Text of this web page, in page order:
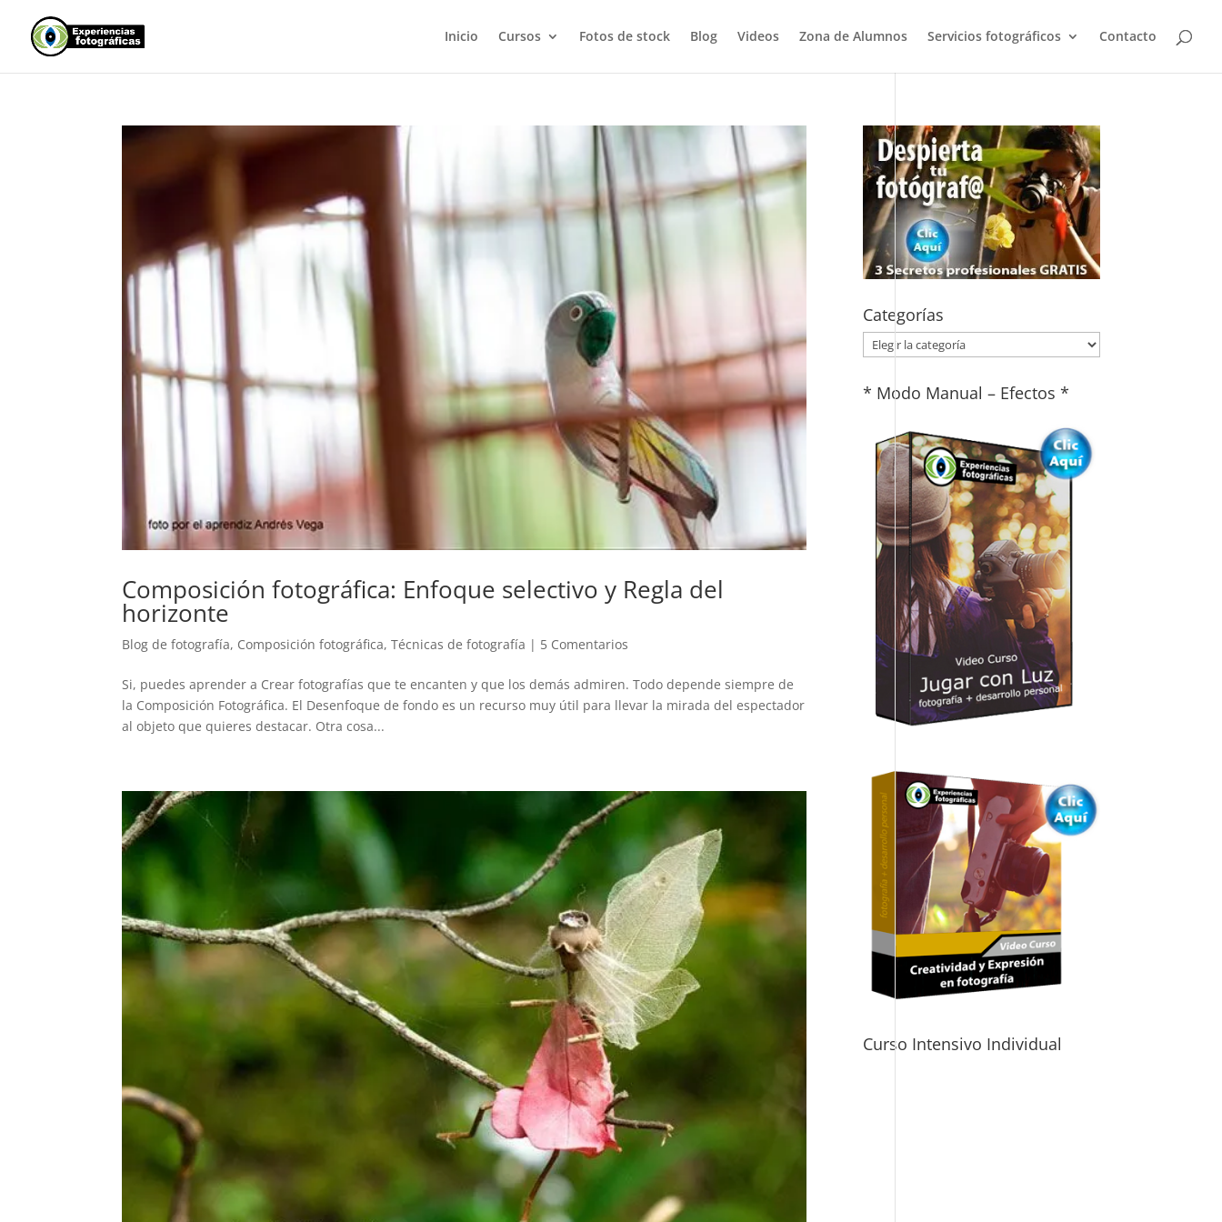
Inicio Cursos Fotos de stock Blog Videos Zona de Alumnos Servicios fotográficos Contacto
Composición fotográfica: Enfoque selectivo y Regla del
horizonte
Blog de fotografía, Composición fotográfica,Técnicas de fotografía | 5 Comentarios
Si, puedes aprender a Crear fotografías que te encanten y que los demás admiren. Todo depende siempre de
la Composición Fotográfica. El Desenfoque de fondo es un recurso muy útil para llevar la mirada del espectador
al objeto que quieres destacar. Otra cosa...
Categorías
Categorías
* Modo Manual – Efectos *
Curso Intensivo Individual